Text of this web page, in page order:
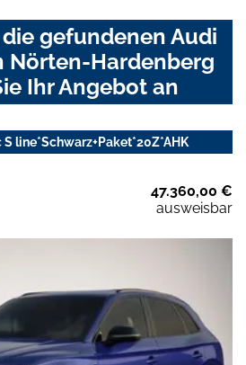
gefundenen Audi
Nörten-Hardenberg
Ihr Angebot an
line*Schwarz+Paket*20Z*AHK
47.360,00 €
ausweisbar